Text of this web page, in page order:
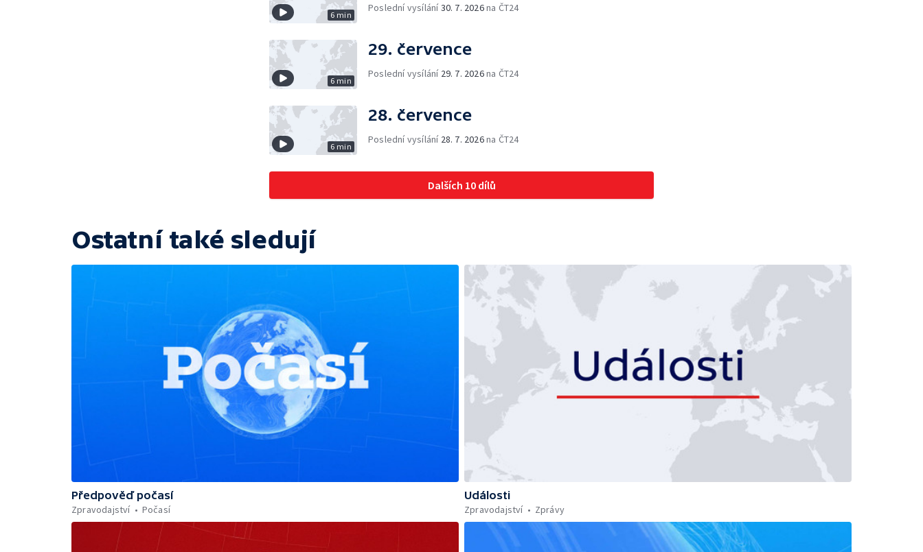
6 min
Poslední vysílání30. 7. 2026na ČT24
6 min
29. července
Poslední vysílání 29. 7. 2026na ČT24
6 min
28. července
Poslední vysílání 28. 7. 2026na ČT24
Dalších 10 dílů
Ostatní také sledují
Předpověď počasí
Zpravodajství
Počasí
Události
Zpravodajství
Zprávy